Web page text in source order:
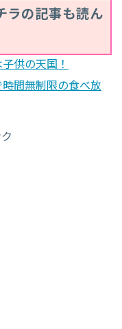
ラの記事も読ん
供の天国！
間無制限の食べ放